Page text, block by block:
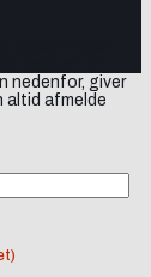
nedenfor, giver
altid afmelde